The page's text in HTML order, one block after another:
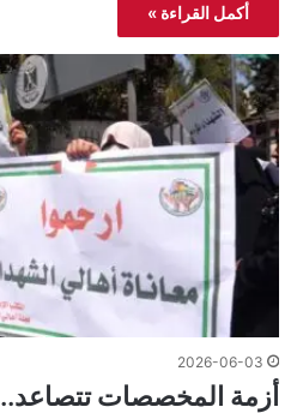
أكمل القراءة »
2026-06-03
أزمة المخصصات